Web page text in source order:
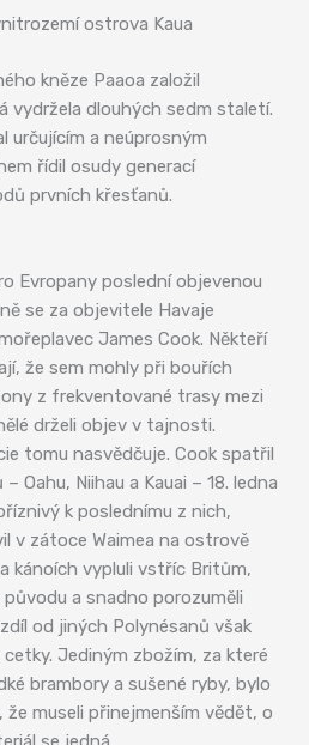
ostrova Kaua
kněze Paaoa založil
vydržela dlouhých sedm staletí.
určujícím a neúprosným
řídil osudy generací
prvních křesťanů.
Evropany poslední objevenou
se za objevitele Havaje
James Cook. Někteří
že sem mohly při bouřích
z frekventované trasy mezi
drželi objev v tajnosti.
tomu nasvědčuje. Cook spatřil
Oahu, Niihau a Kauai – 18. ledna
k poslednímu z nich,
v zátoce Waimea na ostrově
kánoích vypluli vstříc Britům,
a snadno porozuměli
od jiných Polynésanů však
Jediným zbožím, za které
brambory a sušené ryby, bylo
museli přinejmenším vědět, o